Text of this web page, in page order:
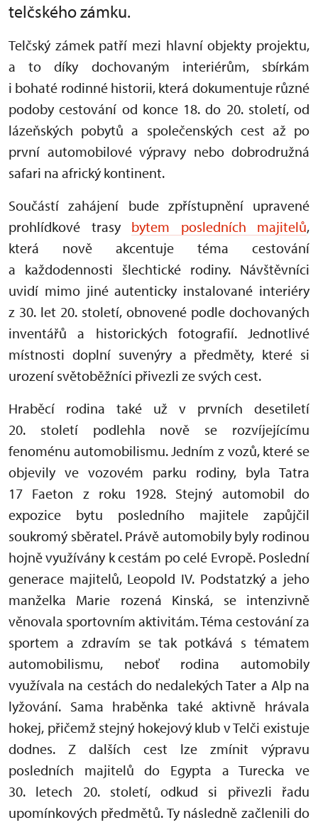
telčského zámku.
Telčský zámek patří mezi hlavní objekty projektu,
a to díky dochovaným interiérům, sbírkám
i bohaté rodinné historii, která dokumentuje různé
podoby cestování od konce 18. do 20. století, od
lázeňských pobytů a společenských cest až po
první automobilové výpravy nebo dobrodružná
safari na africký kontinent.
Součástí zahájení bude zpřístupnění upravené
prohlídkové trasy bytem posledních majitelů,
která nově akcentuje téma cestování
a každodennosti šlechtické rodiny. Návštěvníci
uvidí mimo jiné autenticky instalované interiéry
z 30. let 20. století, obnovené podle dochovaných
inventářů a historických fotografií. Jednotlivé
místnosti doplní suvenýry a předměty, které si
urození světoběžníci přivezli ze svých cest.
Hraběcí rodina také už v prvních desetiletí
20. století podlehla nově se rozvíjejícímu
fenoménu automobilismu. Jedním z vozů, které se
objevily ve vozovém parku rodiny, byla Tatra
17 Faeton z roku 1928. Stejný automobil do
expozice bytu posledního majitele zapůjčil
soukromý sběratel. Právě automobily byly rodinou
hojně využívány k cestám po celé Evropě. Poslední
generace majitelů, Leopold IV. Podstatzký a jeho
manželka Marie rozená Kinská, se intenzivně
věnovala sportovním aktivitám. Téma cestování za
sportem a zdravím se tak potkává s tématem
automobilismu, neboť rodina automobily
využívala na cestách do nedalekých Tater a Alp na
lyžování. Sama hraběnka také aktivně hrávala
hokej, přičemž stejný hokejový klub v Telči existuje
dodnes. Z dalších cest lze zmínit výpravu
posledních majitelů do Egypta a Turecka ve
30. letech 20. století, odkud si přivezli řadu
upomínkových předmětů. Ty následně začlenili do